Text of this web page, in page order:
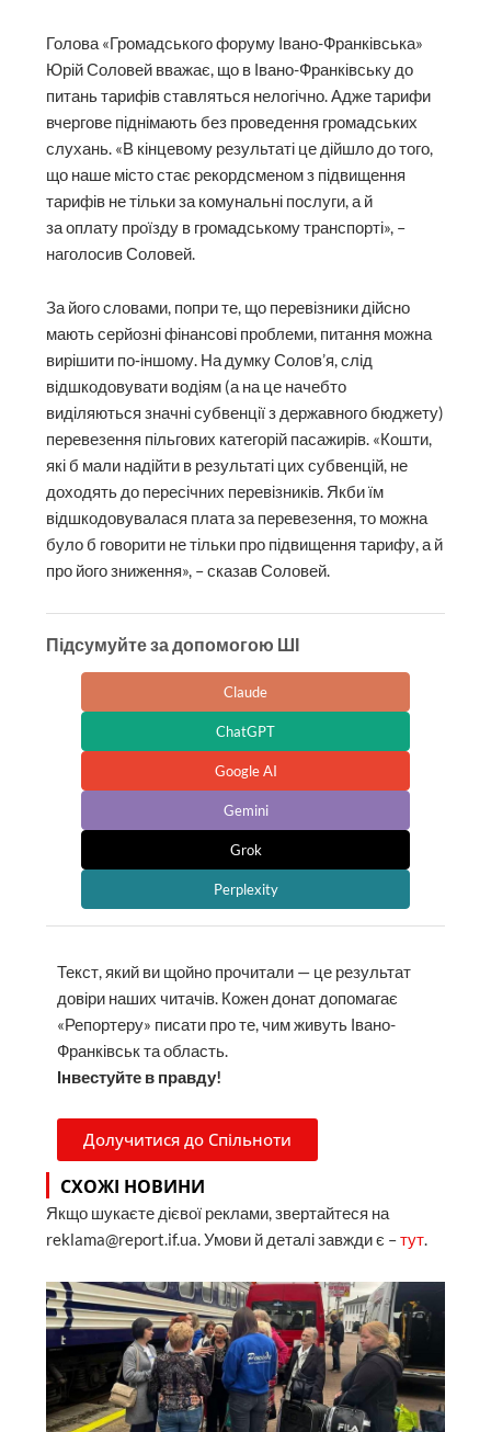
Голова «Громадського форуму Івано-Франківська»
Юрій Соловей вважає, що в Івано-Франківську до
питань тарифів ставляться нелогічно. Адже тарифи
вчергове піднімають без проведення громадських
слухань. «В кінцевому результаті це дійшло до того,
що наше місто стає рекордсменом з підвищення
тарифів не тільки за комунальні послуги, а й
за оплату проїзду в громадському транспорті», –
наголосив Соловей.
За його словами, попри те, що перевізники дійсно
мають серйозні фінансові проблеми, питання можна
вирішити ­по‑іншому. На думку Солов’я, слід
відшкодовувати водіям (а на це начебто
виділяються значні субвенції з державного бюджету)
перевезення пільгових категорій пасажирів. «Кошти,
які б мали надійти в результаті цих субвен­цій, не
доходять до пересічних перевізників. Якби їм
відшкодовувалася плата за перевезення, то можна
було б говорити не тільки про підвищення тарифу, а й
про його зниження», – сказав Соловей.
Підсумуйте за допомогою ШІ
Claude
ChatGPT
Google AI
Gemini
Grok
Perplexity
Текст, який ви щойно прочитали — це результат
довіри наших читачів. Кожен донат допомагає
«Репортеру» писати про те, чим живуть Івано-
Франківськ та область.
Інвестуйте в правду!
Долучитися до Спільноти
СХОЖІ НОВИНИ
Якщо шукаєте дієвої реклами, звертайтеся на
reklama@report.if.ua. Умови й деталі завжди є –тут.